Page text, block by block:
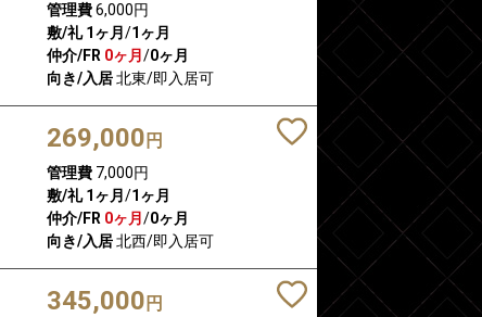
管理費6,000円
敷/礼 1ヶ月 /1ヶ月
仲介/FR 0ヶ月 /0ヶ月
向き/入居北東/即入居可
269,000 円
管理費7,000円
敷/礼 1ヶ月 /1ヶ月
仲介/FR 0ヶ月 /0ヶ月
向き/入居北西/即入居可
345,000 円